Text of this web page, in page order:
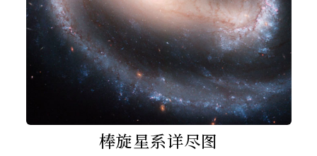
棒旋星系详尽图